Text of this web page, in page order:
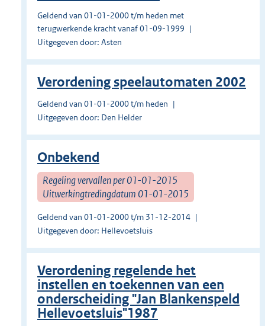
Geldend van 01-01-2000 t/m heden met
terugwerkende kracht vanaf 01-09-1999
Uitgegeven door: Asten
Verordening speelautomaten 2002
Geldend van 01-01-2000 t/m heden
Uitgegeven door: Den Helder
Onbekend
Regeling vervallen per 01-01-2015
Uitwerkingtredingdatum 01-01-2015
Geldend van 01-01-2000 t/m 31-12-2014
Uitgegeven door: Hellevoetsluis
Verordening regelende het
instellen en toekennen van een
onderscheiding "Jan Blankenspeld
Hellevoetsluis"1987